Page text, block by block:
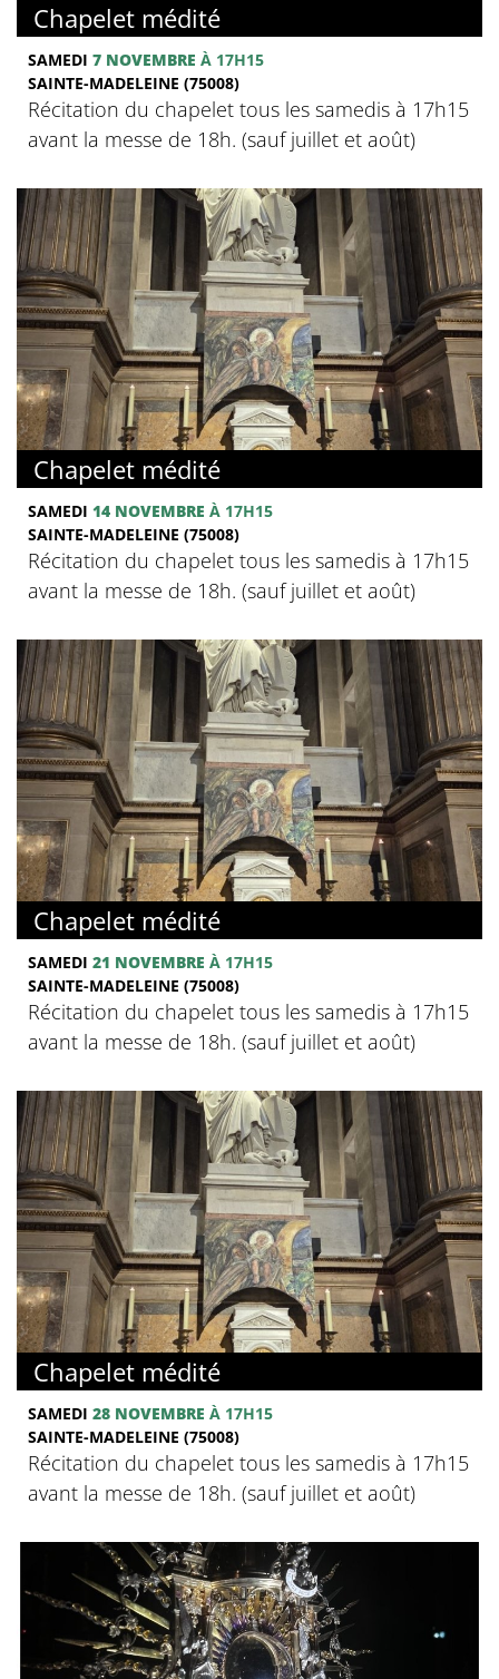
Chapelet médité
SAMEDI 7 NOVEMBRE À 17H15
SAINTE-MADELEINE (75008)
Récitation du chapelet tous les samedis à 17h15
avant la messe de 18h. (sauf juillet et août)
Chapelet médité
SAMEDI 14 NOVEMBRE À 17H15
SAINTE-MADELEINE (75008)
Récitation du chapelet tous les samedis à 17h15
avant la messe de 18h. (sauf juillet et août)
Chapelet médité
SAMEDI 21 NOVEMBRE À 17H15
SAINTE-MADELEINE (75008)
Récitation du chapelet tous les samedis à 17h15
avant la messe de 18h. (sauf juillet et août)
Chapelet médité
SAMEDI 28 NOVEMBRE À 17H15
SAINTE-MADELEINE (75008)
Récitation du chapelet tous les samedis à 17h15
avant la messe de 18h. (sauf juillet et août)